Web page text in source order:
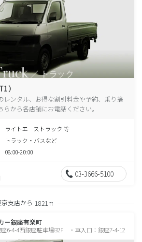
）
レンタル、お得な割引料金や予約、乗り捨
から各店舗にお電話ください。
ライトエーストラック 等
トラック・バスなど
08:00-20:00
03-3666-5100
支店から 1821m
ー銀座有楽町
6-4-4西銀座駐車場B2F ・車入口：銀座7-4-12